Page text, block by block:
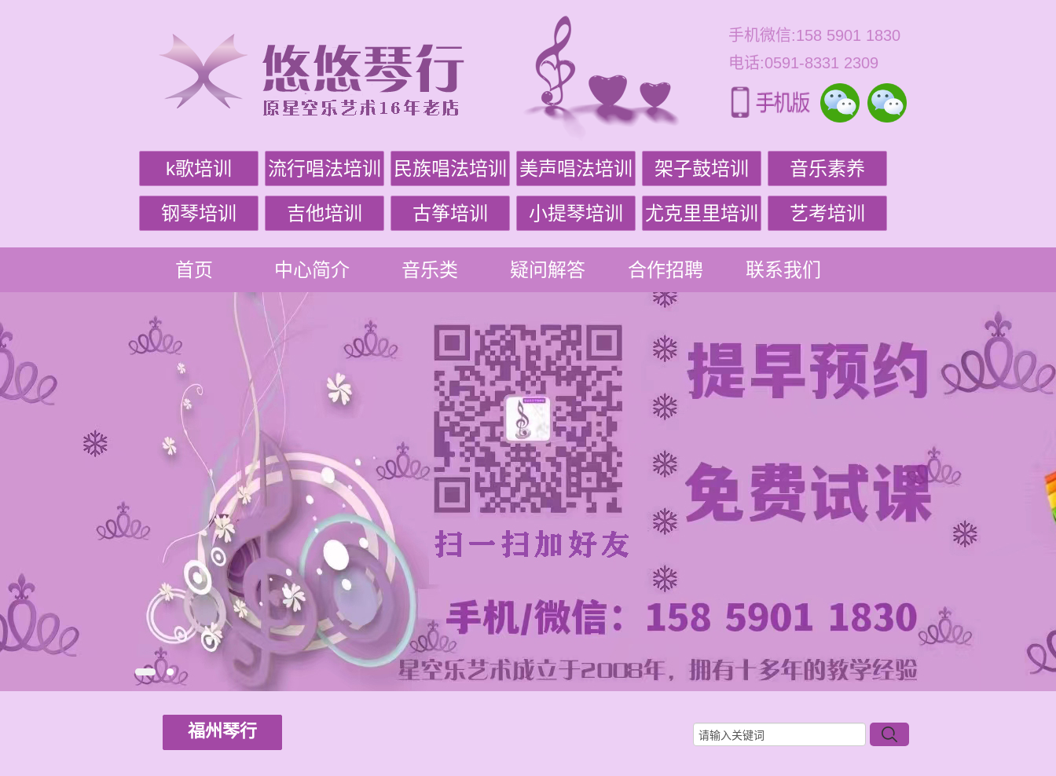
手机微信:158 5901 1830
电话:0591-8331 2309
k歌培训 流行唱法培训 民族唱法培训 美声唱法培训 架子鼓培训 音乐素养
钢琴培训 吉他培训 古筝培训 小提琴培训 尤克里里培训 艺考培训
首页 中心简介 音乐类 疑问解答 合作招聘 联系我们
福州琴行